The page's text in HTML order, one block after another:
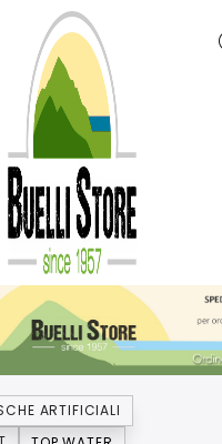
ARTIFICIALI